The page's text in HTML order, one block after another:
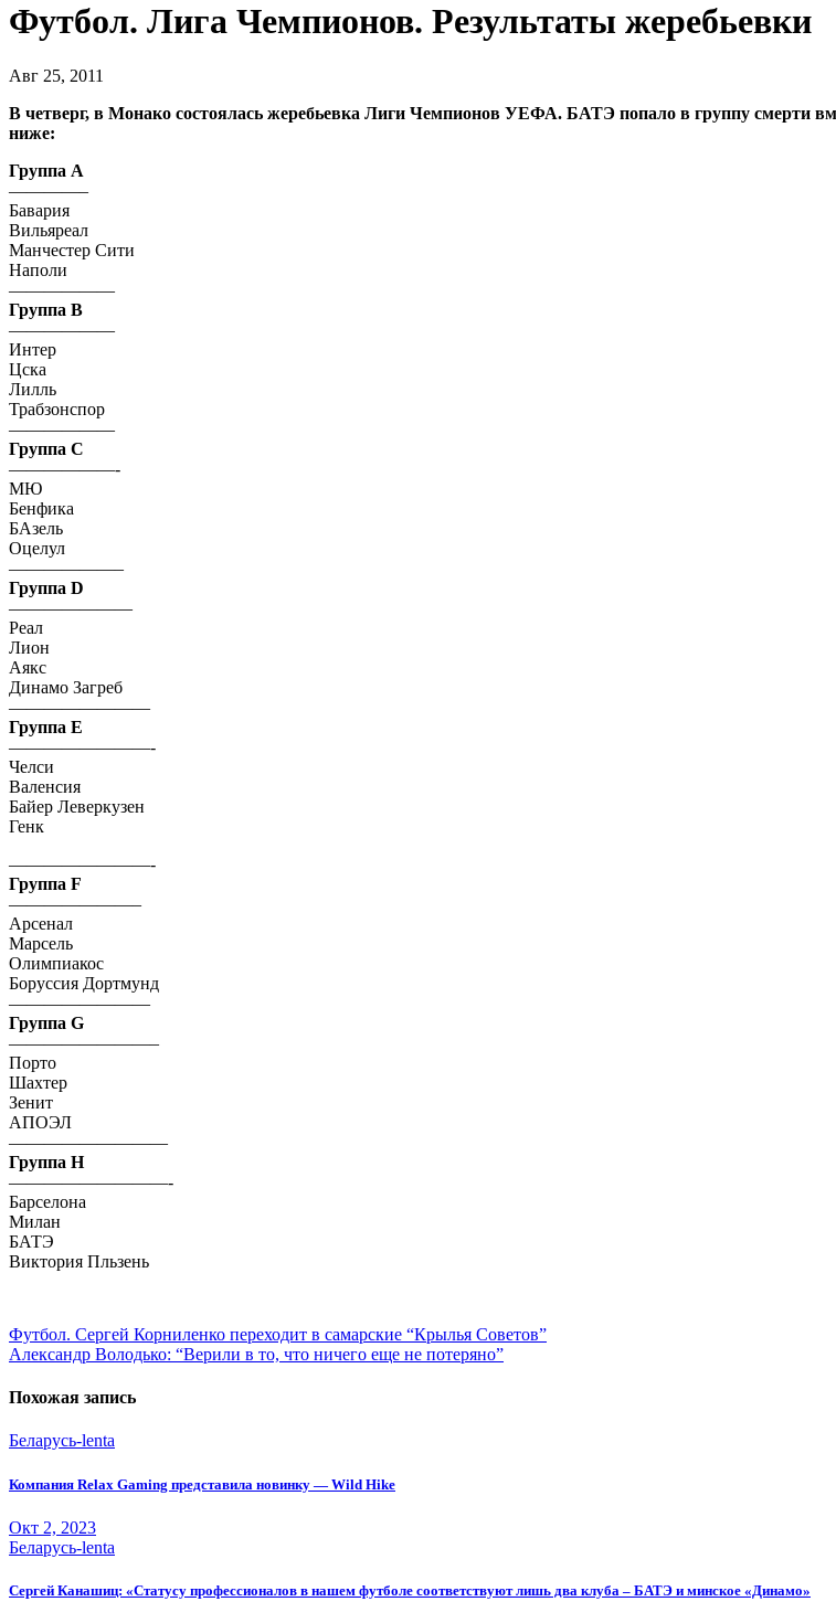
Футбол. Лига Чемпионов. Результаты жеребьевки
Авг 25, 2011
В четверг, в Монако состоялась жеребьевка Лиги Чемпионов УЕФА. БАТЭ попало в группу смерти
ниже:
Группа A
————–
Бавария
Вильяреал
Манчестер Сити
Наполи
——————
Группа B
——————
Интер
Цска
Лилль
Трабзонспор
——————
Группа C
——————-
МЮ
Бенфика
БАзель
Оцелул
——————–
Группа D
———————
Реал
Лион
Аякс
Динамо Загреб
————————
Группа E
————————-
Челси
Валенсия
Байер Леверкузен
Генк
————————-
Группа F
———————–
Арсенал
Марсель
Олимпиакос
Боруссия Дортмунд
————————
Группа G
————————–
Порто
Шахтер
Зенит
АПОЭЛ
—————————
Группа H
—————————-
Барселона
Милан
БАТЭ
Виктория Пльзень
по
записям
Футбол. Сергей Корниленко переходит в самарские “Крылья Советов”
Александр Володько: “Верили в то, что ничего еще не потеряно”
Похожая запись
Беларусь-lenta
Компания Relax Gaming представила новинку — Wild Hike
Окт 2, 2023
Беларусь-lenta
Сергей Канашиц: «Статусу профессионалов в нашем футболе соответствуют лишь два клуба – БАТЭ и минское «Динамо»